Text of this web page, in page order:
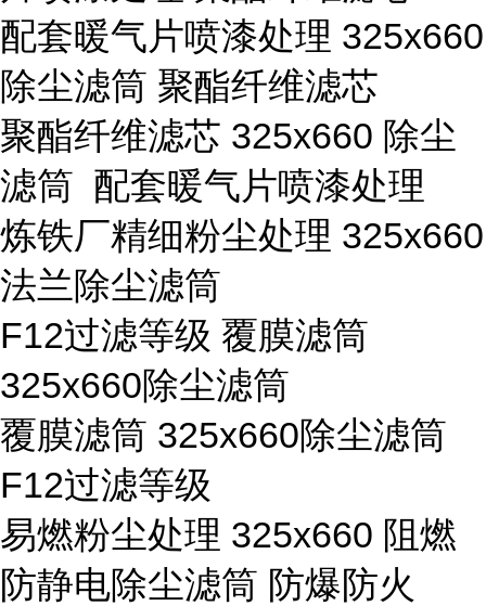
配套暖气片喷漆处理 325x660
除尘滤筒 聚酯纤维滤芯
聚酯纤维滤芯 325x660 除尘
滤筒 配套暖气片喷漆处理
炼铁厂精细粉尘处理 325x660
法兰除尘滤筒
F12过滤等级 覆膜滤筒
325x660除尘滤筒
覆膜滤筒 325x660除尘滤筒
F12过滤等级
易燃粉尘处理 325x660 阻燃
防静电除尘滤筒 防爆防火